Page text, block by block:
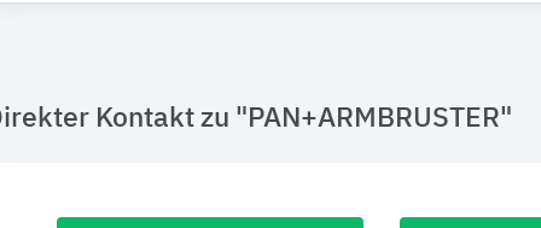
Kontakt zu "PAN+ARMBRUSTER"